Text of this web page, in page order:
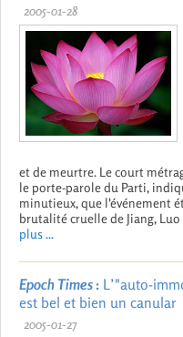
2005-01-28
et de meurtre. Le court
le porte-parole du Parti,
minutieux, que l'événement
brutalité cruelle de Jiang,
plus ...
Epoch Times : L’"auto-
est bel et bien un canular
2005-01-27